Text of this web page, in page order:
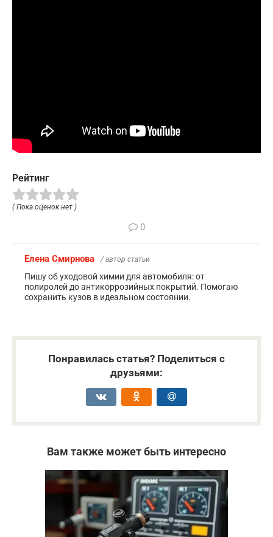
Рейтинг
( Пока оценок нет )
0
Елена Смирнова / автор статьи
Пишу об уходовой химии для автомобиля: от
полиролей до антикоррозийных покрытий. Помогаю
сохранить кузов в идеальном состоянии.
Понравилась статья? Поделиться с
друзьями:
Вам также может быть интересно